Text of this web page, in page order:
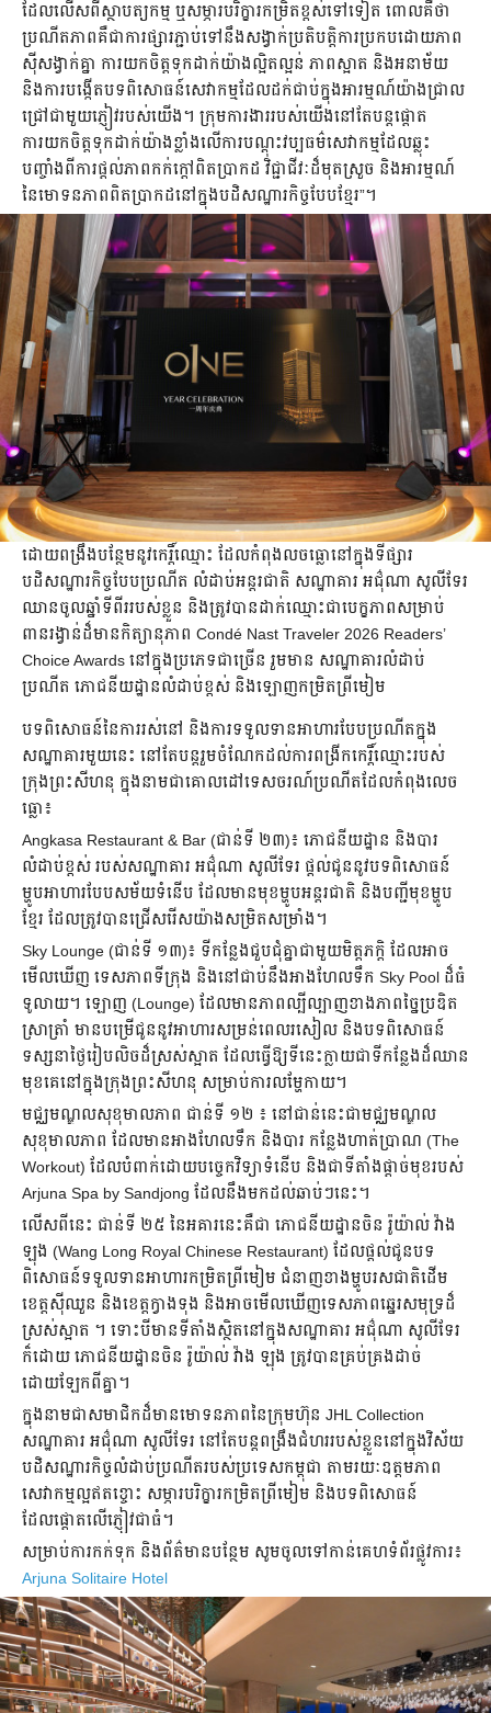
ដែលលើសពីស្ថាបត្យកម្ម ឬសម្ភារបរិក្ខារកម្រិតខ្ពស់ទៅទៀត ពោលគឺថា
ប្រណីតភាពគឺជាការផ្សារភ្ជាប់ទៅនឹងសង្វាក់ប្រតិបត្តិការប្រកបដោយភាព
ស៊ីសង្វាក់គ្នា ការយកចិត្តទុកដាក់យ៉ាងល្អិតល្អន់ ភាពស្អាត និងអនាម័យ
និងការបង្កើតបទពិសោធន៍សេវាកម្មដែលដក់ជាប់ក្នុងអារម្មណ៍យ៉ាងជ្រាល
ជ្រៅជាមួយភ្ញៀវរបស់យើង។ ក្រុមការងាររបស់យើងនៅតែបន្តផ្តោត
ការយកចិត្តទុកដាក់យ៉ាងខ្លាំងលើការបណ្តុះវប្បធម៌សេវាកម្មដែលឆ្លុះ
បញ្ចាំងពីការផ្តល់ភាពកក់ក្តៅពិតប្រាកដ វិជ្ជាជីវៈដ៏មុតស្រួច និងអារម្មណ៍
នៃមោទនភាពពិតប្រាកដនៅក្នុងបដិសណ្ឋារកិច្ចបែបខ្មែរ”។
ដោយពង្រឹងបន្ថែមនូវកេរ្តិ៍ឈ្មោះ ដែលកំពុងលចធ្លោនៅក្នុងទីផ្សារ
បដិសណ្ឋារកិច្ចបែបប្រណីត លំដាប់អន្តរជាតិ សណ្ឋាគារ អជ៌ុណា សូលីទែរ
ឈានចូលឆ្នាំទីពីររបស់ខ្លួន និងត្រូវបានដាក់ឈ្មោះជាបេក្ខភាពសម្រាប់
ពានរង្វាន់ដ៏មានកិត្យានុភាព Condé Nast Traveler 2026 Readers’
Choice Awards នៅក្នុងប្រភេទជាច្រើន រួមមាន សណ្ឋាគារលំដាប់
ប្រណីត ភោជនីយដ្ឋានលំដាប់ខ្ពស់ និងឡោញកម្រិតព្រីមៀម
បទពិសោធន៍នៃការរស់នៅ និងការទទួលទានអាហារបែបប្រណីតក្នុង
សណ្ឋាគារមួយនេះ នៅតែបន្តរួមចំណែកដល់ការពង្រីកកេរ្តិ៍ឈ្មោះរបស់
ក្រុងព្រះសីហនុ ក្នុងនាមជាគោលដៅទេសចរណ៍ប្រណីតដែលកំពុងលេច
ធ្លោ៖
Angkasa Restaurant & Bar (ជាន់ទី ២៣)៖ ភោជនីយដ្ឋាន និងបារ
លំដាប់ខ្ពស់ របស់សណ្ឋាគារ អជ៌ុណា សូលីទែរ ផ្តល់ជូននូវបទពិសោធន៍
ម្ហូបអាហារបែបសម័យទំនើប ដែលមានមុខម្ហូបអន្តរជាតិ និងបញ្ជីមុខម្ហូប
ខ្មែរ ដែលត្រូវបានជ្រើសរើសយ៉ាងសម្រិតសម្រាំង។
Sky Lounge (ជាន់ទី ១៣)៖ ទីកន្លែងជួបជុំគ្នាជាមួយមិត្តភក្តិ ដែលអាច
មើលឃើញ ទេសភាពទីក្រុង និងនៅជាប់នឹងអាងហែលទឹក Sky Pool ដ៏ធំ
ទូលាយ។ ឡោញ (Lounge) ដែលមានភាពល្បីល្បាញខាងភាពច្នៃប្រឌិត
ស្រាត្រាំ មានបម្រើជូននូវអាហារសម្រន់ពេលរសៀល និងបទពិសោធន៍
ទស្សនាថ្ងៃរៀបលិចដ៏ស្រស់ស្អាត ដែលធ្វើឱ្យទីនេះក្លាយជាទីកន្លែងដ៏ឈាន
មុខគេនៅក្នុងក្រុងព្រះសីហនុ សម្រាប់ការលម្ហែកាយ។
មជ្ឈមណ្ឌលសុខុមាលភាព ជាន់ទី ១២ ៖ នៅជាន់នេះជាមជ្ឈមណ្ឌល
សុខុមាលភាព ដែលមានអាងហែលទឹក និងបារ កន្លែងហាត់ប្រាណ (The
Workout) ដែលបំពាក់ដោយបច្ចេកវិទ្យាទំនើប និងជាទីតាំងផ្តាច់មុខរបស់
Arjuna Spa by Sandjong ដែលនឹងមកដល់ឆាប់ៗនេះ។
លើសពីនេះ ជាន់ទី ២៥ នៃអគារនេះគឺជា ភោជនីយដ្ឋានចិន រ៉ូយ៉ាល់ វ៉ាង
ឡុង (Wang Long Royal Chinese Restaurant) ដែលផ្តល់ជូនបទ
ពិសោធន៍ទទួលទានអាហារកម្រិតព្រីមៀម ជំនាញខាងម្ហូបរសជាតិដើម
ខេត្តស៊ីឈួន និងខេត្តក្វាងទុង និងអាចមើលឃើញទេសភាពឆ្នេរសមុទ្រដ៏
ស្រស់ស្អាត ។ ទោះបីមានទីតាំងស្ថិតនៅក្នុងសណ្ឋាគារ អជ៌ុណា សូលីទែរ
ក៏ដោយ ភោជនីយដ្ឋានចិន រ៉ូយ៉ាល់ វ៉ាង ឡុង ត្រូវបានគ្រប់គ្រងដាច់
ដោយឡែកពីគ្នា។
ក្នុងនាមជាសមាជិកដ៏មានមោទនភាពនៃក្រុមហ៊ុន JHL Collection
សណ្ឋាគារ អជ៌ុណា សូលីទែរ នៅតែបន្តពង្រឹងជំហររបស់ខ្លួននៅក្នុងវិស័យ
បដិសណ្ឋារកិច្ចលំដាប់ប្រណីតរបស់ប្រទេសកម្ពុជា តាមរយៈឧត្តមភាព
សេវាកម្មល្អឥតខ្ចោះ សម្ភារបរិក្ខារកម្រិតព្រីមៀម និងបទពិសោធន៍
ដែលផ្តោតលើភ្ញៀវជាធំ។
សម្រាប់ការកក់ទុក និងព័ត៌មានបន្ថែម សូមចូលទៅកាន់គេហទំព័រផ្លូវការ៖
Arjuna Solitaire Hotel